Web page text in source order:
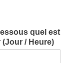
quel est
/ Heure)